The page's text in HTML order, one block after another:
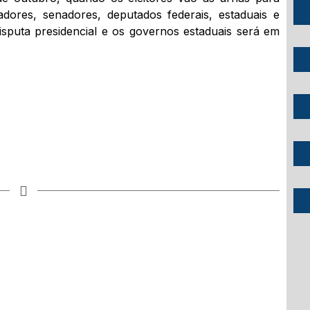
senadores, deputados federais, estaduais e
presidencial e os governos estaduais será em